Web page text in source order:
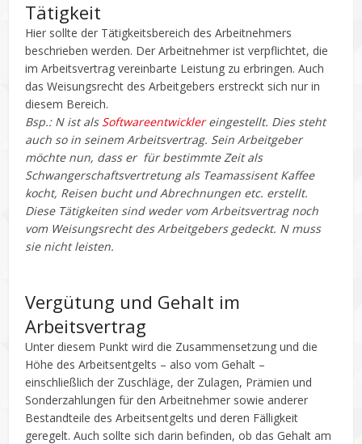
Tätigkeit
Hier sollte der Tätigkeitsbereich des Arbeitnehmers
beschrieben werden. Der Arbeitnehmer ist verpflichtet, die
im Arbeitsvertrag vereinbarte Leistung zu erbringen. Auch
das Weisungsrecht des Arbeitgebers erstreckt sich nur in
diesem Bereich.
Bsp.: N ist als Softwareentwicklereingestellt. Dies steht
auch so in seinem Arbeitsvertrag. Sein Arbeitgeber
möchte nun, dass er für bestimmte Zeit als
Schwangerschaftsvertretung als Teamassisent Kaffee
kocht, Reisen bucht und Abrechnungen etc. erstellt.
Diese Tätigkeiten sind weder vom Arbeitsvertrag noch
vom Weisungsrecht des Arbeitgebers gedeckt. N muss
sie nicht leisten.
Vergütung und Gehalt im
Arbeitsvertrag
Unter diesem Punkt wird die Zusammensetzung und die
Höhe des Arbeitsentgelts – also vom Gehalt –
einschließlich der Zuschläge, der Zulagen, Prämien und
Sonderzahlungen für den Arbeitnehmer sowie anderer
Bestandteile des Arbeitsentgelts und deren Fälligkeit
geregelt. Auch sollte sich darin befinden, ob das Gehalt am